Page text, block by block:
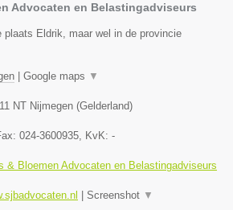
Advocaten en Belastingadviseurs
plaats Eldrik, maar wel in de provincie
Google maps ▼
NT Nijmegen (Gelderland)
024-3600935, KvK: -
& Bloemen Advocaten en Belastingadviseurs
Screenshot ▼